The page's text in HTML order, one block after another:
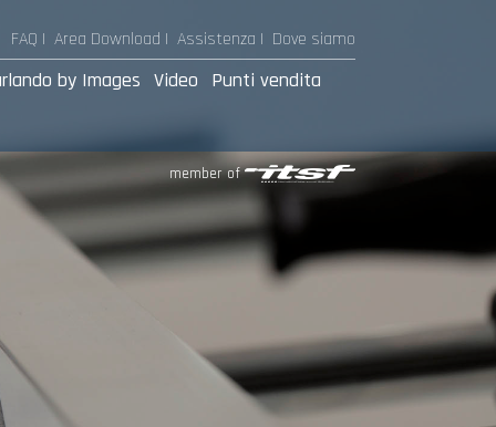
FAQ | Area Download | Assistenza | Dove siamo
by Images Video Punti vendita
member of